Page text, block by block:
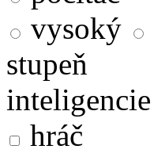
vysoký
stupeň
inteligencie
hráč